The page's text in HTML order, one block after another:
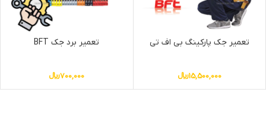
تعمیر جک پارکینگ بی اف تی
15,500,000﷼
تعمیر برد جک BFT
700,000﷼